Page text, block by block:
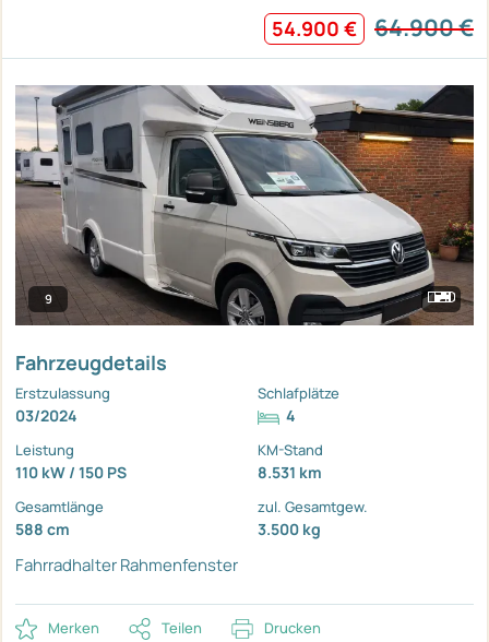
54.900 € 64.900 €
9
Fahrzeugdetails
Erstzulassung
03/2024
Schlafplätze
4
Leistung
110 kW / 150 PS
KM-Stand
8.531 km
Gesamtlänge
588 cm
zul. Gesamtgew.
3.500 kg
FahrradhalterRahmenfenster
Merken Teilen Drucken